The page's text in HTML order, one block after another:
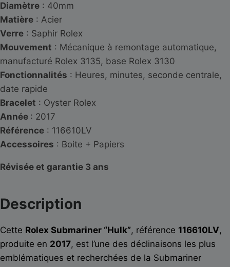
Diamètre : 40mm
Matière : Acier
Verre : Saphir Rolex
Mouvement : Mécanique à remontage automatique,
manufacturé Rolex 3135, base Rolex 3130
Fonctionnalités : Heures, minutes, seconde centrale,
date rapide
Bracelet : Oyster Rolex
Année : 2017
Référence : 116610LV
Accessoires : Boite + Papiers
Révisée et garantie 3 ans
Description
Cette Rolex Submariner “Hulk”, référence 116610LV,
produite en 2017, est l’une des déclinaisons les plus
emblématiques et recherchées de la Submariner